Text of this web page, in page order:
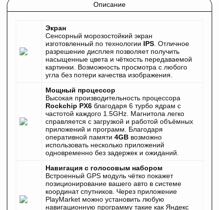
Описание
Экран
Сенсорный морозостойкий экран
изготовленный по технологии IPS. Отличное
разрешение дисплея позволяет получить
насыщенные цвета и чёткость передаваемой
картинки. Возможность просмотра с любого
угла без потери качества изображения.
Мощный процессор
Высокая производительность процессора
Rockchip PX6 благодаря 6 турбо ядрам с
частотой каждого 1.5GHz. Магнитола легко
справляется с загрузкой и работой объёмных
приложений и программ. Благодаря
оперативной памяти 4GB возможно
использовать несколько приложений
одновременно без задержек и ожиданий.
Навигация с голосовым набором
Встроенный GPS модуль чётко покажет
позиционирование вашего авто в системе
координат спутников. Через приложение
PlayMarket можно установить любую
навигационную программу такие как Яндекс